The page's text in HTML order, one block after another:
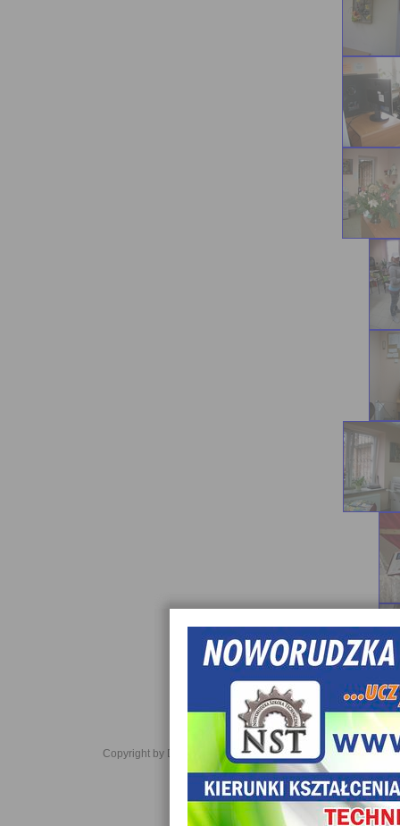
Copyright by Daniel JabĹoĹski 2006-2021. All rights